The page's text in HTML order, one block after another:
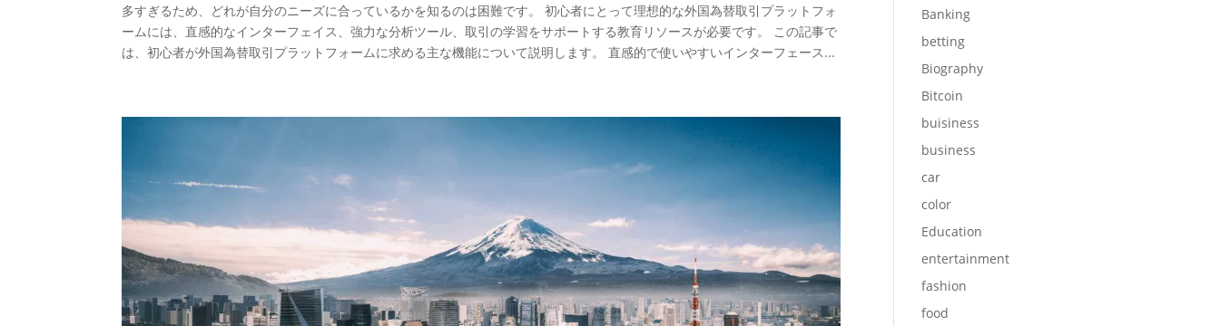
多すぎるため、どれが自分のニーズに合っているかを知るのは困難です。 初心者にとって理想的な外国為替取引プラットフォ
ームには、直感的なインターフェイス、強力な分析ツール、取引の学習をサポートする教育リソースが必要です。 この記事で
は、初心者が外国為替取引プラットフォームに求める主な機能について説明します。 直感的で使いやすいインターフェース...
Banking
betting
Biography
Bitcoin
buisiness
business
car
color
Education
entertainment
fashion
food